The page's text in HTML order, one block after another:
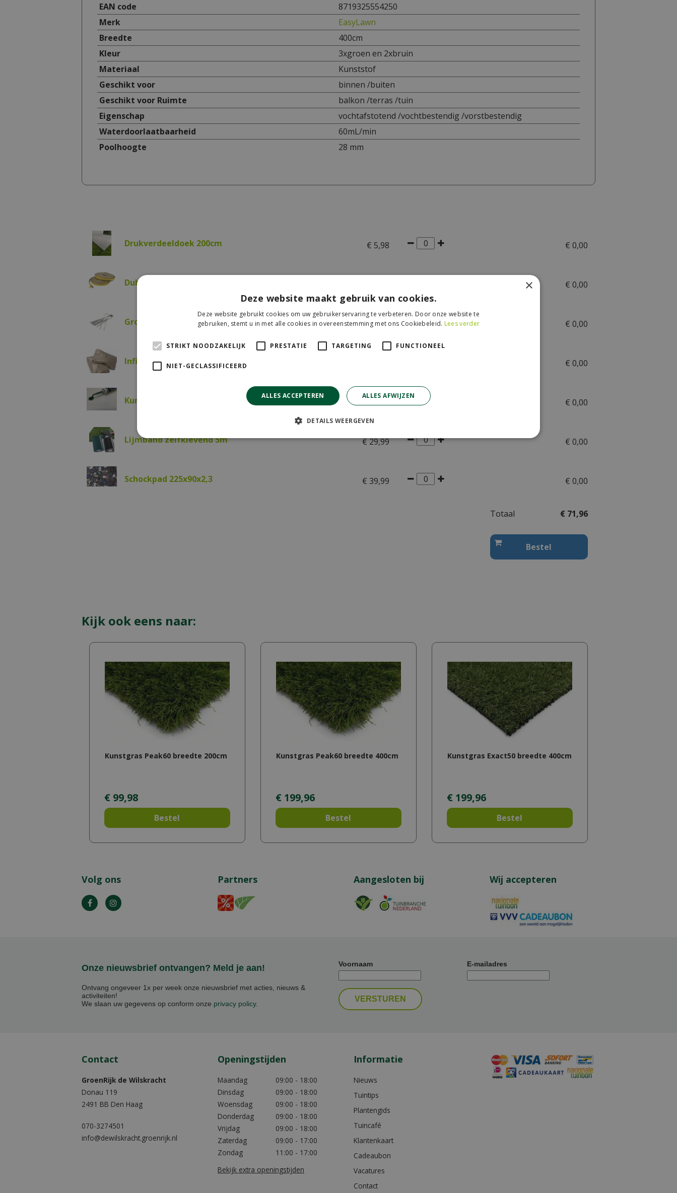
EAN code
8719325554250
Merk
EasyLawn
Breedte
400cm
Kleur
3xgroen en 2xbruin
Materiaal
Kunststof
Geschikt voor
binnen /buiten
Geschikt voor Ruimte
balkon /terras /tuin
Eigenschap
vochtafstotend /vochtbestendig /vorstbestendig
Waterdoorlaatbaarheid
60mL/min
Poolhoogte
28 mm
Drukverdeeldoek 200cm € 5,98 € 0,00
Dubbelzijdig tape 15m € 0,00
Gronddoekpen - verzinkt - 20 x 3 x 20 cm € 6,95 € 0,00
Infillzand 25KG € 0,00
Kunstgraslijm groen 310ml €17,00 € 0,00
Lijmband zelfklevend 5m €29,99 € 0,00
Schockpad 225x90x2,3 € 39,99 € 0,00
Totaal € 71,96
Kijk ook eens naar:
Kunstgras Peak60 breedte 200cm
€ 99,98
Bestel
Kunstgras Peak60 breedte 400cm
€ 199,96
Bestel
Kunstgras Exact50 breedte 400cm
€ 199,96
Bestel
Volg ons Partners Aangesloten bij Wij accepteren
Onze nieuwsbrief ontvangen? Meld je aan!
Ontvang ongeveer 1x per week onze nieuwsbrief met acties, nieuws &
activiteiten!
We slaan uw gegevens op conform onze privacy policy.
Voornaam E-mailadres
Contact
GroenRijk de Wilskracht
Donau 119
2491 BB Den Haag
070-3274501
info@dewilskracht.groenrijk.nl
Openingstijden
Maandag
09:00 - 18:00
Dinsdag
09:00 - 18:00
Woensdag
09:00 - 18:00
Donderdag
09:00 - 18:00
Vrijdag
09:00 - 18:00
Zaterdag
09:00 - 17:00
Zondag
11:00 - 17:00
Bekijk extra openingstijden
Informatie
Nieuws
Tuintips
Plantengids
Tuincafé
Klantenkaart
Cadeaubon
Vacatures
Contact
×
Deze website maakt gebruik van cookies.
Deze website gebruikt cookies om uw gebruikerservaring te verbeteren. Door onze website te
gebruiken, stemt u in met alle cookies in overeenstemming met ons Cookiebeleid. Lees verder
STRIKT NOODZAKELIJK PRESTATIE TARGETING FUNCTIONEEL
NIET-GECLASSIFICEERD
ALLES ACCEPTEREN ALLES AFWIJZEN
DETAILS WEERGEVEN